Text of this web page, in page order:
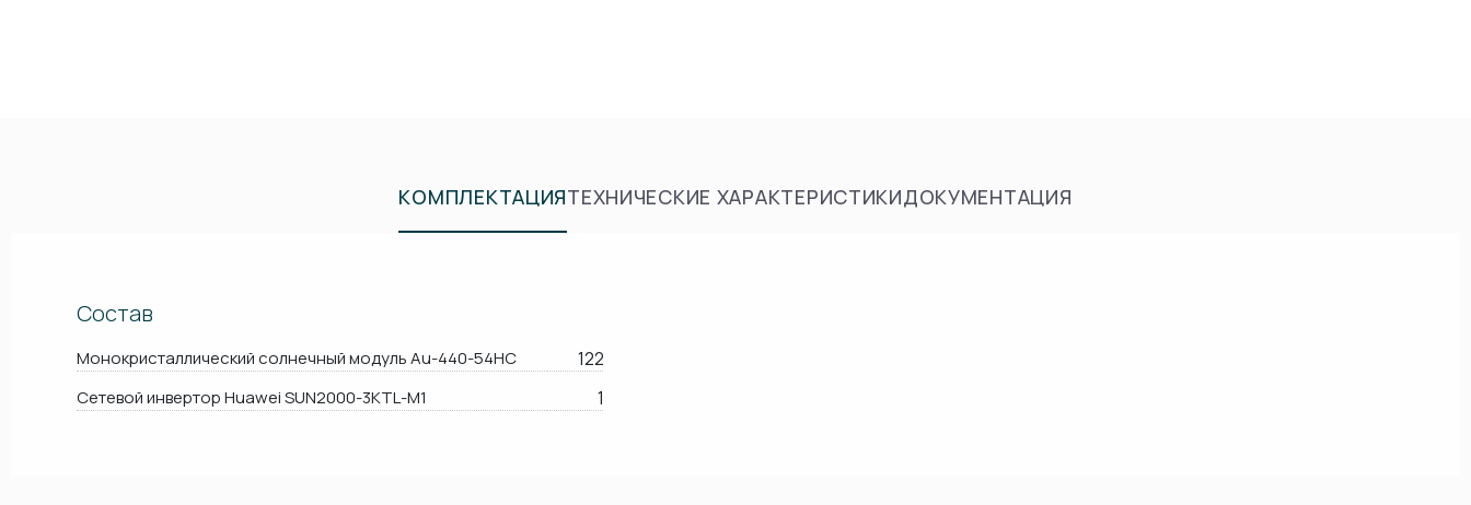
КОМПЛЕКТАЦИЯТЕХНИЧЕСКИЕ ХАРАКТЕРИСТИКИДОКУМЕНТАЦИЯ
Состав
Монокристаллический солнечный модуль Au-440-54HC 122
Сетевой инвертор Huawei SUN2000-3KTL-M1 1